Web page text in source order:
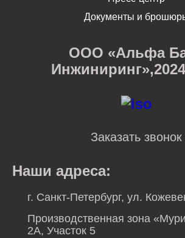
Документы и
ООО «Альфа
Заказать звонок
Наши адреса:
г. Санкт-Петербург, ул.
Производственная зона
2А, Участок 5